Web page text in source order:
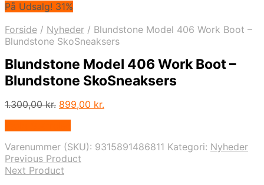
På Udsalg! 31%
Forside / Nyheder / Blundstone Model 406 Work Boot –
Blundstone SkoSneaksers
Blundstone Model 406 Work Boot –
Blundstone SkoSneaksers
1.300,00kr. Den
1.300,00 kr..
899,00 kr.
899,00 kr..
Varenummer (SKU): 9315891486811 Kategori: Nyheder
Previous Product
Next Product